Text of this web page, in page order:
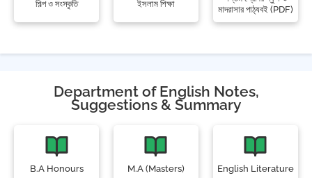
শিল্প ও সংস্কৃতি ইসলাম শিক্ষা
মাদরাসার পাঠ্যবই (PDF)
Department of English Notes,
Suggestions & Summary
B.A Honours M.A (Masters) English Literature